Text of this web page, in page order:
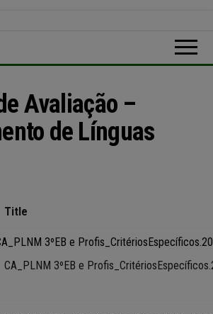
Avaliação –
de Línguas
Title
CA_PLNM 3ºEB e